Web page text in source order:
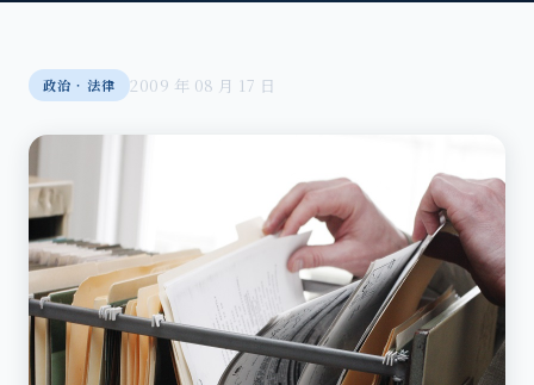
政治‧法律 2009 年 08 月 17 日